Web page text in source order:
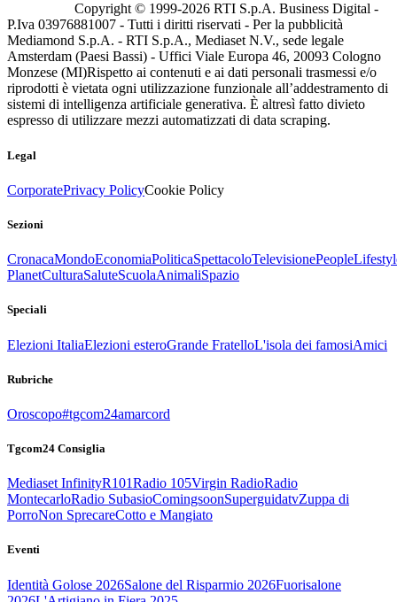
Copyright © 1999-2026 RTI S.p.A. Business Digital -
P.Iva 03976881007 - Tutti i diritti riservati - Per la pubblicità
Mediamond S.p.A. - RTI S.p.A., Mediaset N.V., sede legale
Amsterdam (Paesi Bassi) - Uffici Viale Europa 46, 20093 Cologno
Monzese (MI)Rispetto ai contenuti e ai dati personali trasmessi e/o
riprodotti è vietata ogni utilizzazione funzionale all’addestramento di
sistemi di intelligenza artificiale generativa. È altresì fatto divieto
espresso di utilizzare mezzi automatizzati di data scraping.
Legal
CorporatePrivacy PolicyCookie Policy
Sezioni
CronacaMondoEconomiaPoliticaSpettacoloTelevisionePeople
PlanetCulturaSaluteScuolaAnimaliSpazio
Speciali
Elezioni ItaliaElezioni esteroGrande FratelloL'isola dei famosiAmici
Rubriche
Oroscopo#tgcom24amarcord
Tgcom24 Consiglia
Mediaset InfinityR101Radio 105Virgin RadioRadio
MontecarloRadio SubasioComingsoonSuperguidatvZuppa di
PorroNon SprecareCotto e Mangiato
Eventi
Identità Golose 2026Salone del Risparmio 2026Fuorisalone